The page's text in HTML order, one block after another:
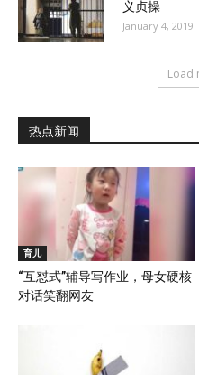
义贞操
January 4, 2019
Load
热点新闻
育儿
“互怼式”辅导写作业，母女硬核
对话笑翻网友